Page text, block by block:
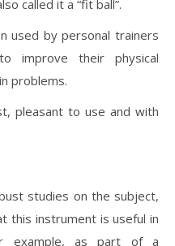
called it a “fit ball”.
used by personal trainers
improve their physical
problems.
pleasant to use and with
studies on the subject,
this instrument is useful in
example, as part of a